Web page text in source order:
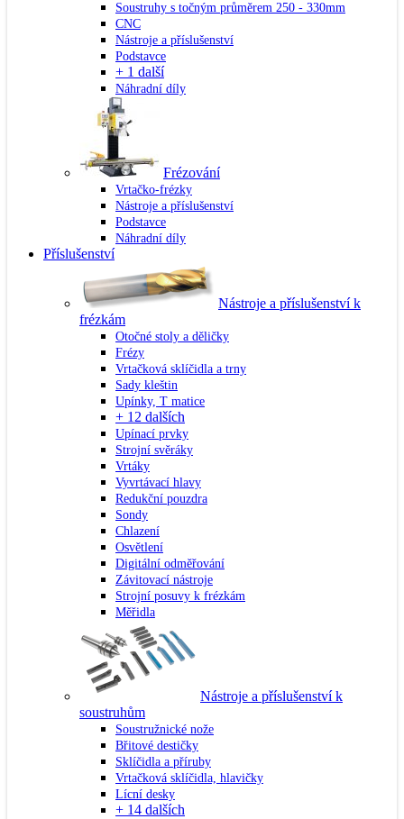
Soustruhy s točným průměrem 250 - 330mm
CNC
Nástroje a příslušenství
Podstavce
+ 1 další
Náhradní díly
Frézování
Vrtačko-frézky
Nástroje a příslušenství
Podstavce
Náhradní díly
Příslušenství
Nástroje a příslušenství k
frézkám
Otočné stoly a děličky
Frézy
Vrtačková sklíčidla a trny
Sady kleštin
Upínky, T matice
+ 12 dalších
Upínací prvky
Strojní svěráky
Vrtáky
Vyvrtávací hlavy
Redukční pouzdra
Sondy
Chlazení
Osvětlení
Digitální odměřování
Závitovací nástroje
Strojní posuvy k frézkám
Měřidla
Nástroje a příslušenství k
soustruhům
Soustružnické nože
Břitové destičky
Sklíčidla a příruby
Vrtačková sklíčidla, hlavičky
Lícní desky
+ 14 dalších